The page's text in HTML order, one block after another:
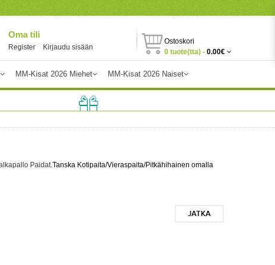
Oma tili
Register Kirjaudu sisään
Ostoskori
0 tuote(tta) - 0.00€
MM-Kisat 2026 Miehet MM-Kisat 2026 Naiset
Paidat.Tanska Kotipaita/Vieraspaita/Pitkähihainen omalla
JATKA